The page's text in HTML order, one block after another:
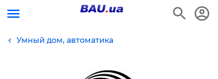
Умный дом, автоматика